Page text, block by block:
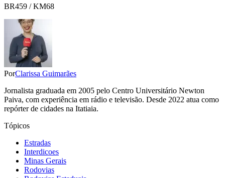
BR459 / KM68
PorClarissa Guimarães
Jornalista graduada em 2005 pelo Centro Universitário Newton
Paiva, com experiência em rádio e televisão. Desde 2022 atua como
repórter de cidades na Itatiaia.
Tópicos
Estradas
Interdicoes
Minas Gerais
Rodovias